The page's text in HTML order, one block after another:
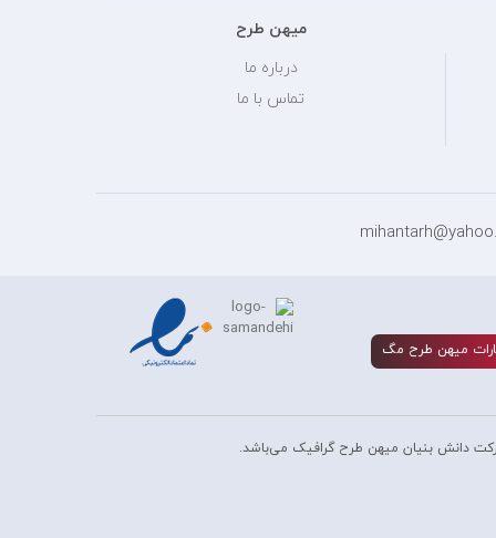
میهن طرح
درباره ما
تماس با ما
ميهن طرح مگ
دانش بنیان میهن طرح گرافیک می‌باشد.